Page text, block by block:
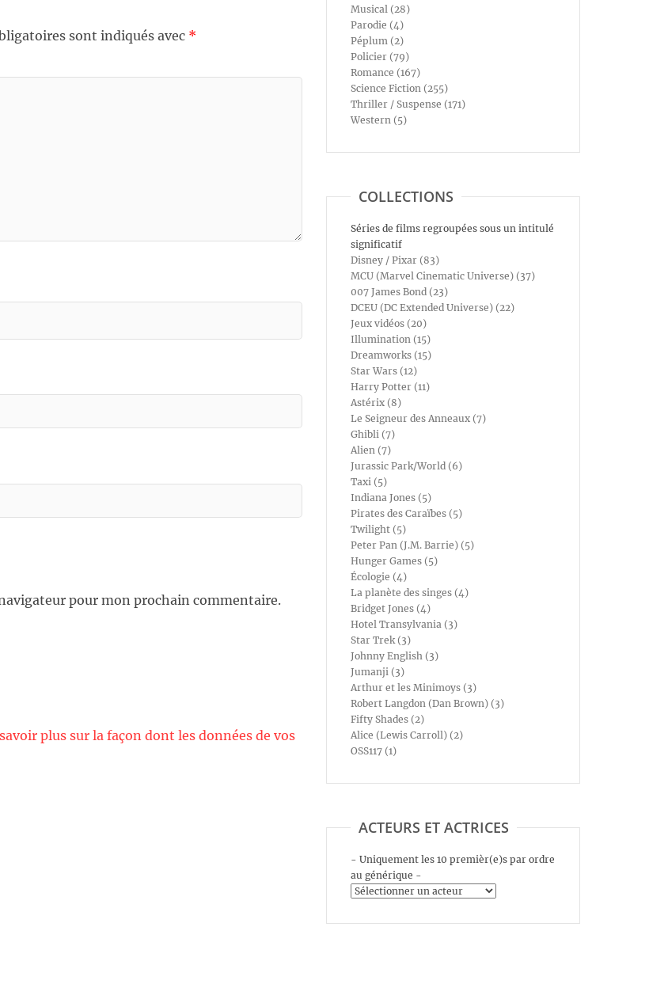
sont indiqués avec *
pour mon prochain commentaire.
plus sur la façon dont les données de vos
Musical (28)
Parodie (4)
Péplum (2)
Policier (79)
Romance (167)
Science Fiction (255)
Thriller / Suspense (171)
Western (5)
COLLECTIONS
Séries de films regroupées sous un intitulé
significatif
Disney / Pixar (83)
MCU (Marvel Cinematic Universe) (37)
007 James Bond (23)
DCEU (DC Extended Universe) (22)
Jeux vidéos (20)
Illumination (15)
Dreamworks (15)
Star Wars (12)
Harry Potter (11)
Astérix (8)
Le Seigneur des Anneaux (7)
Ghibli (7)
Alien (7)
Jurassic Park/World (6)
Taxi (5)
Indiana Jones (5)
Pirates des Caraïbes (5)
Twilight (5)
Peter Pan (J.M. Barrie) (5)
Hunger Games (5)
Écologie (4)
La planète des singes (4)
Bridget Jones (4)
Hotel Transylvania (3)
Star Trek (3)
Johnny English (3)
Jumanji (3)
Arthur et les Minimoys (3)
Robert Langdon (Dan Brown) (3)
Fifty Shades (2)
Alice (Lewis Carroll) (2)
OSS117 (1)
ACTEURS ET ACTRICES
- Uniquement les 10 premièr(e)s par ordre
au générique -